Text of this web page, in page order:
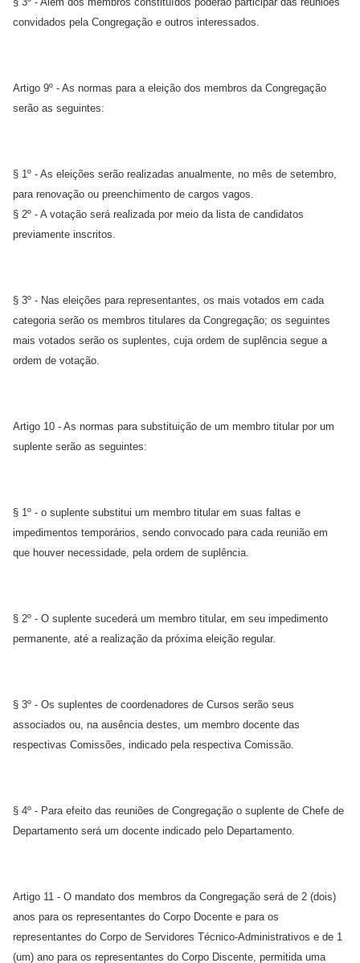
convidados pela Congregação e outros interessados.
Artigo 9º - As normas para a eleição dos membros da Congregação
serão as seguintes:
§ 1º - As eleições serão realizadas anualmente, no mês de setembro,
para renovação ou preenchimento de cargos vagos.
§ 2º - A votação será realizada por meio da lista de candidatos
previamente inscritos.
§ 3º - Nas eleições para representantes, os mais votados em cada
categoria serão os membros titulares da Congregação; os seguintes
mais votados serão os suplentes, cuja ordem de suplência segue a
ordem de votação.
Artigo 10 - As normas para substituição de um membro titular por um
suplente serão as seguintes:
§ 1º - o suplente substitui um membro titular em suas faltas e
impedimentos temporários, sendo convocado para cada reunião em
que houver necessidade, pela ordem de suplência.
§ 2º - O suplente sucederá um membro titular, em seu impedimento
permanente, até a realização da próxima eleição regular.
§ 3º - Os suplentes de coordenadores de Cursos serão seus
associados ou, na ausência destes, um membro docente das
respectivas Comissões, indicado pela respectiva Comissão.
§ 4º - Para efeito das reuniões de Congregação o suplente de Chefe de
Departamento será um docente indicado pelo Departamento.
Artigo 11 - O mandato dos membros da Congregação será de 2 (dois)
anos para os representantes do Corpo Docente e para os
representantes do Corpo de Servidores Técnico-Administrativos e de 1
(um) ano para os representantes do Corpo Discente, permitida uma